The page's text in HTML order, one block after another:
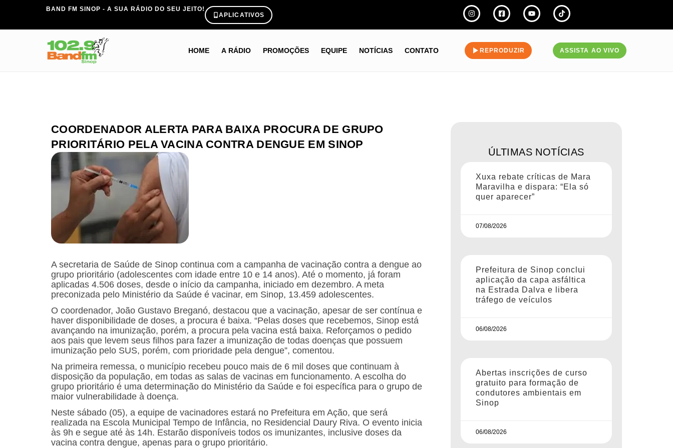
BAND FM SINOP - A SUA RÁDIO DO SEU JEITO!
APLICATIVOS
HOME A RÁDIO PROMOÇÕES EQUIPE NOTÍCIAS CONTATO REPRODUZIR ASSISTA AO VIVO
COORDENADOR ALERTA PARA BAIXA PROCURA DE GRUPO
PRIORITÁRIO PELA VACINA CONTRA DENGUE EM SINOP
A secretaria de Saúde de Sinop continua com a campanha de vacinação contra a dengue ao
grupo prioritário (adolescentes com idade entre 10 e 14 anos). Até o momento, já foram
aplicadas 4.506 doses, desde o início da campanha, iniciado em dezembro. A meta
preconizada pelo Ministério da Saúde é vacinar, em Sinop, 13.459 adolescentes.
O coordenador, João Gustavo Breganó, destacou que a vacinação, apesar de ser contínua e
haver disponibilidade de doses, a procura é baixa. “Pelas doses que recebemos, Sinop está
avançando na imunização, porém, a procura pela vacina está baixa. Reforçamos o pedido
aos pais que levem seus filhos para fazer a imunização de todas doenças que possuem
imunização pelo SUS, porém, com prioridade pela dengue”, comentou.
Na primeira remessa, o município recebeu pouco mais de 6 mil doses que continuam à
disposição da população, em todas as salas de vacinas em funcionamento. A escolha do
grupo prioritário é uma determinação do Ministério da Saúde e foi específica para o grupo de
maior vulnerabilidade à doença.
Neste sábado (05), a equipe de vacinadores estará no Prefeitura em Ação, que será
realizada na Escola Municipal Tempo de Infância, no Residencial Daury Riva. O evento inicia
às 9h e segue até às 14h. Estarão disponíveis todos os imunizantes, inclusive doses da
vacina contra dengue, apenas para o grupo prioritário.
ÚLTIMAS NOTÍCIAS
Xuxa rebate críticas de Mara
Maravilha e dispara: “Ela só
quer aparecer”
07/08/2026
Prefeitura de Sinop conclui
aplicação da capa asfáltica
na Estrada Dalva e libera
tráfego de veículos
06/08/2026
Abertas inscrições de curso
gratuito para formação de
condutores ambientais em
Sinop
06/08/2026